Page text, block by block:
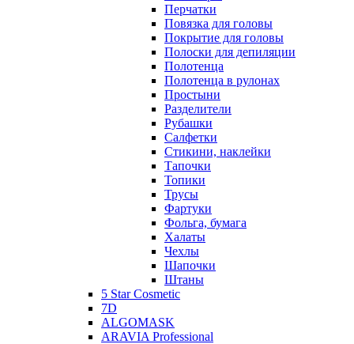
Перчатки
Повязка для головы
Покрытие для головы
Полоски для депиляции
Полотенца
Полотенца в рулонах
Простыни
Разделители
Рубашки
Салфетки
Стикини, наклейки
Тапочки
Топики
Трусы
Фартуки
Фольга, бумага
Халаты
Чехлы
Шапочки
Штаны
5 Star Cosmetic
7D
ALGOMASK
ARAVIA Professional